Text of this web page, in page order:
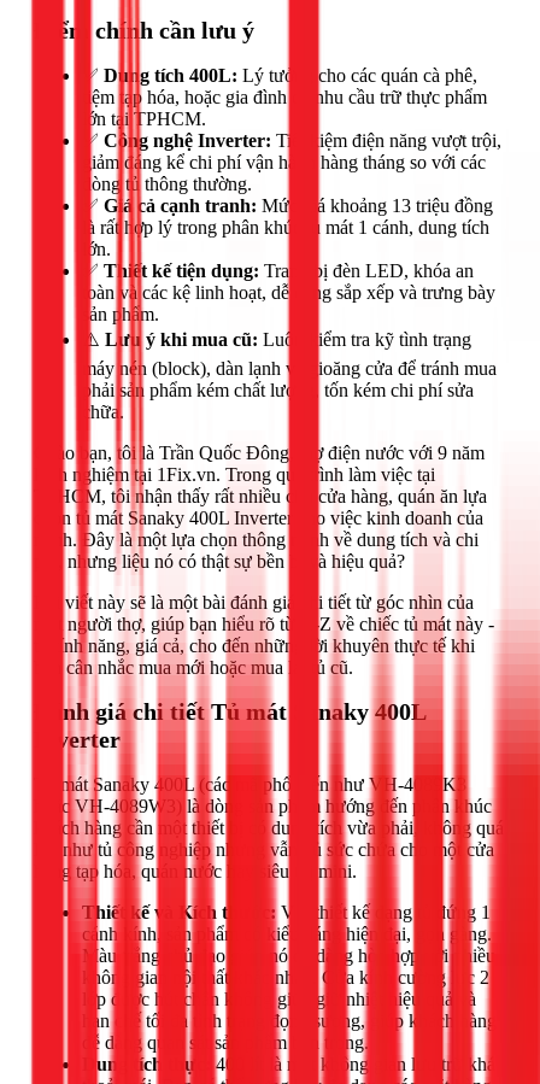
Điểm chính cần lưu ý
✅ Dung tích 400L: Lý tưởng cho các quán cà phê,
tiệm tạp hóa, hoặc gia đình có nhu cầu trữ thực phẩm
lớn tại TPHCM.
✅ Công nghệ Inverter: Tiết kiệm điện năng vượt trội,
giảm đáng kể chi phí vận hành hàng tháng so với các
dòng tủ thông thường.
✅ Giá cả cạnh tranh: Mức giá khoảng 13 triệu đồng
là rất hợp lý trong phân khúc tủ mát 1 cánh, dung tích
lớn.
✅ Thiết kế tiện dụng: Trang bị đèn LED, khóa an
toàn và các kệ linh hoạt, dễ dàng sắp xếp và trưng bày
sản phẩm.
⚠️ Lưu ý khi mua cũ: Luôn kiểm tra kỹ tình trạng
máy nén (block), dàn lạnh và gioăng cửa để tránh mua
phải sản phẩm kém chất lượng, tốn kém chi phí sửa
chữa.
Chào bạn, tôi là Trần Quốc Đông, thợ điện nước với 9 năm
kinh nghiệm tại 1Fix.vn. Trong quá trình làm việc tại
TPHCM, tôi nhận thấy rất nhiều chủ cửa hàng, quán ăn lựa
chọn tủ mát Sanaky 400L Inverter cho việc kinh doanh của
mình. Đây là một lựa chọn thông minh về dung tích và chi
phí, nhưng liệu nó có thật sự bền bỉ và hiệu quả?
Bài viết này sẽ là một bài đánh giá chi tiết từ góc nhìn của
một người thợ, giúp bạn hiểu rõ từ A-Z về chiếc tủ mát này -
từ tính năng, giá cả, cho đến những lời khuyên thực tế khi
bạn cân nhắc mua mới hoặc mua lại tủ cũ.
Đánh giá chi tiết Tủ mát Sanaky 400L
Inverter
Tủ mát Sanaky 400L (các mã phổ biến như VH-4089K3
hoặc VH-4089W3) là dòng sản phẩm hướng đến phân khúc
khách hàng cần một thiết bị có dung tích vừa phải, không quá
lớn như tủ công nghiệp nhưng vẫn đủ sức chứa cho một cửa
hàng tạp hóa, quán nước hay siêu thị mini.
Thiết kế và Kích thước: Với thiết kế dạng tủ đứng 1
cánh kính, sản phẩm có kiểu dáng hiện đại, gọn gàng.
Màu trắng chủ đạo giúp nó dễ dàng hòa hợp với nhiều
không gian nội thất khác nhau. Cửa kính cường lực 2
lớp được hút chân không giúp giữ nhiệt hiệu quả và
hạn chế tối đa tình trạng đọng sương, giúp khách hàng
dễ dàng quan sát sản phẩm bên trong.
Dung tích thực:
400 lít là một không gian lưu trữ khá